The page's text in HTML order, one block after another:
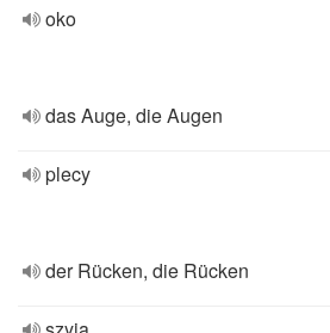
oko
das Auge, die Augen
plecy
der Rücken, die Rücken